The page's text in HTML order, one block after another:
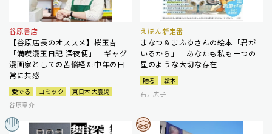
谷原書店
【谷原店長のオススメ】桜玉吉
「満喫漫玉日記 深夜便」 ギャグ
漫画家としての苦悩経た中年の日
常に共感
愛でる コミック
東日本大震災
谷原章介
えほん新定番
まなつ＆まふゆさんの絵本「君が
いるから」 あなたも私も一つの
星のような大切な存在
贈る
絵本
石井広子